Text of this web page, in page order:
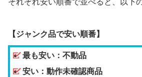
【ジャンク品で安い順番】
最も安い：不動品
安い：動作未確認商品